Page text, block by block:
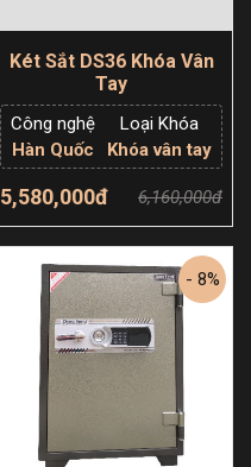
Két Sắt DS36 Khóa Vân
Tay
Công nghệ
Hàn Quốc
Loại Khóa
Khóa vân tay
5,580,000đ 6,160,000đ
Thêm giỏ hàng
- 8%